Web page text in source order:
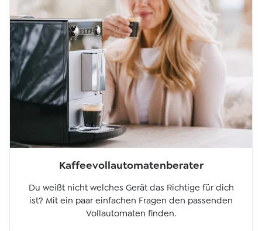
Kaffeevollautomatenberater
Du weißt nicht welches Gerät das Richtige für dich
ist? Mit ein paar einfachen Fragen den passenden
Vollautomaten finden.